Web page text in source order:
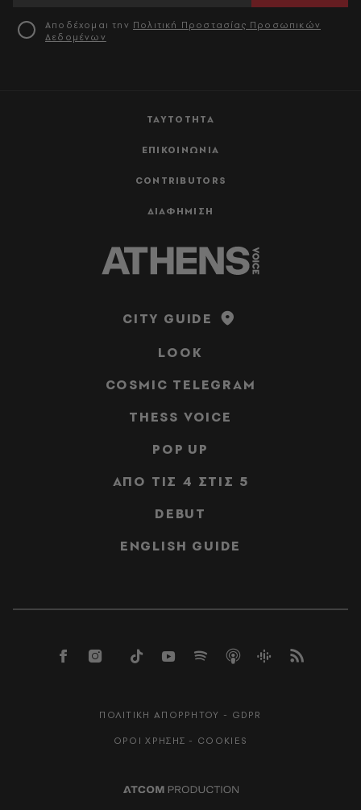
ΤΑΥΤΟΤΗΤΑ
ΕΠΙΚΟΙΝΩΝΙΑ
CONTRIBUTORS
ΔΙΑΦΗΜΙΣΗ
Αποδέχομαι την Πολιτική Προστασίας Προσωπικών
Δεδομένων
CITY GUIDE
LOOK
COSMIC TELEGRAM
THESS VOICE
POP UP
ΑΠΟ ΤΙΣ 4 ΣΤΙΣ 5
DEBUT
ENGLISH GUIDE
ΠΟΛΙΤΙΚΗ ΑΠΟΡΡΗΤΟΥ - GDPR
ΟΡΟΙ ΧΡΗΣΗΣ - COOKIES